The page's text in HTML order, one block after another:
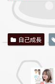
自己成長